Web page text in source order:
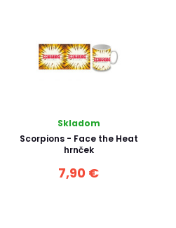
Skladom
Scorpions - Face the Heat
hrnček
7,90 €